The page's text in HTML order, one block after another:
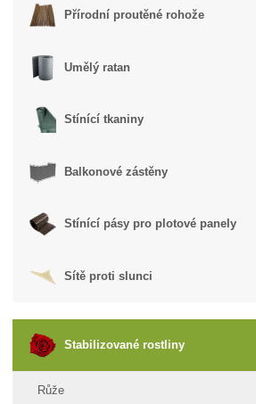
Přírodní proutěné rohože
Umělý ratan
Stínící tkaniny
Balkonové zástěny
Stínící pásy pro plotové panely
Sítě proti slunci
Stabilizované rostliny
Růže